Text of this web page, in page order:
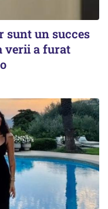
sunt un succes
verii a furat